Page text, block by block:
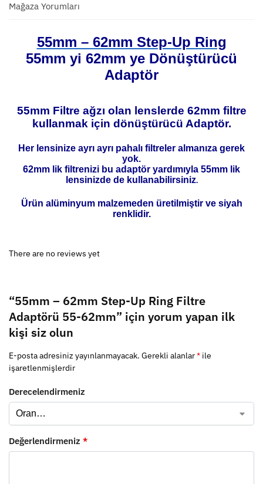
Mağaza Yorumları
55mm – 62mm Step-Up Ring
55mm yi 62mm ye Dönüştürücü
Adaptör
55mm Filtre ağzı olan lenslerde 62mm filtre
kullanmak için dönüştürücü Adaptör.
Her lensinize ayrı ayrı pahalı filtreler almanıza gerek
yok.
62mm lik filtrenizi bu adaptör yardımıyla 55mm lik
lensinizde de kullanabilirsiniz.
Ürün alüminyum malzemeden üretilmiştir ve siyah
renklidir.
There are no reviews yet
“55mm – 62mm Step-Up Ring Filtre
Adaptörü 55-62mm” için yorum yapan ilk
kişi siz olun
E-posta adresiniz yayınlanmayacak. Gerekli alanlar* ile
işaretlenmişlerdir
Derecelendirmeniz
Değerlendirmeniz *